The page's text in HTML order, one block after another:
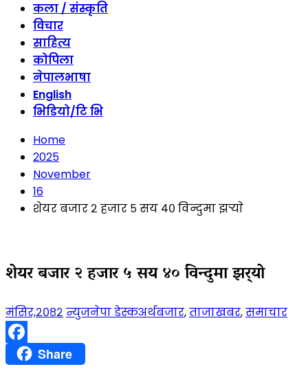
कला / संस्कृति
विचार
साहित्य
कोपिला
नेपालभाषा
English
भिडियो/टि भि
Home
2025
November
16
शेयर बजार २ हजार ५ सय ४० विन्दुमा झर्‍याे
शेयर बजार २ हजार ५ सय ४० विन्दुमा झर्‍याे
मंसिर,२०८२ न्युजनेपा डेस्कअर्थबजार,ताजाखबर,समाचार
FacebookShare